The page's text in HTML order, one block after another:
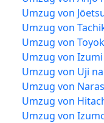
Umzug von
Umzug von
Umzug von
Umzug von
Umzug von Uji
Umzug von
Umzug von
Umzug von